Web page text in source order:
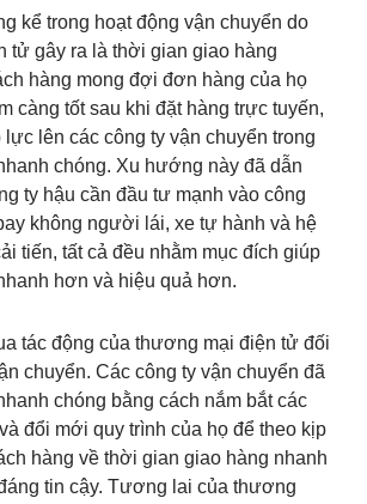
kể trong hoạt động vận chuyển do
tử gây ra là thời gian giao hàng
hàng mong đợi đơn hàng của họ
càng tốt sau khi đặt hàng trực tuyến,
lên các công ty vận chuyển trong
chóng. Xu hướng này đã dẫn
ty hậu cần đầu tư mạnh vào công
không người lái, xe tự hành và hệ
tiến, tất cả đều nhằm mục đích giúp
hơn và hiệu quả hơn.
tác động của thương mại điện tử đối
chuyển. Các công ty vận chuyển đã
chóng bằng cách nắm bắt các
đổi mới quy trình của họ để theo kịp
hàng về thời gian giao hàng nhanh
tin cậy. Tương lai của thương